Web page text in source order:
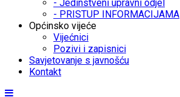
- Jedinstveni upravni odjel
- PRISTUP INFORMACIJAMA
Općinsko vijeće
Vijećnici
Pozivi i zapisnici
Savjetovanje s javnošću
Kontakt